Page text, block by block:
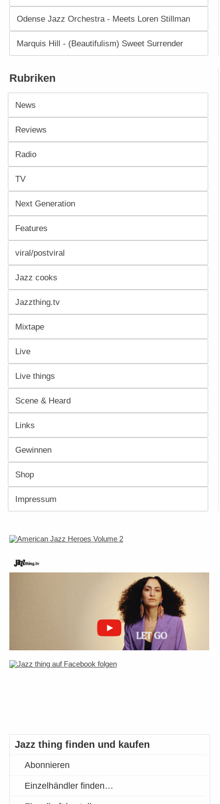
Odense Jazz Orchestra - Meets Loren Stillman
Marquis Hill - (Beautifulism) Sweet Surrender
Rubriken
News
Reviews
Radio
TV
Next Generation
Features
viral/postviral
Jazz cooks
Jazzthing.tv
Mixtape
Live
Live things
Scene & Heard
Links
Gewinnen
Shop
Impressum
Jazz thing finden und kaufen
Abonnieren
Einzelhändler finden…